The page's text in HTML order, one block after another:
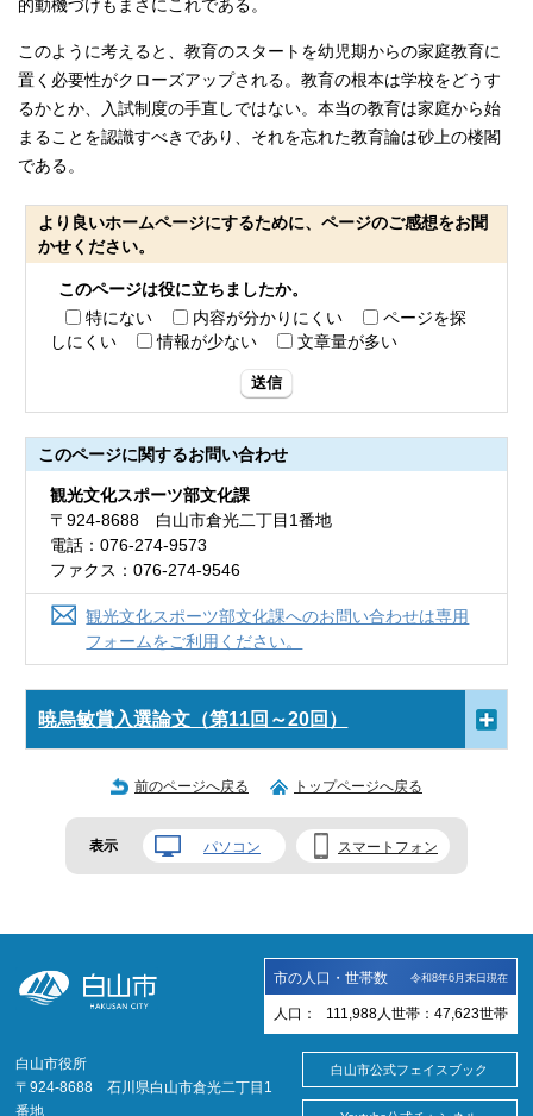
的動機づけもまさにこれである。
このように考えると、教育のスタートを幼児期からの家庭教育に
置く必要性がクローズアップされる。教育の根本は学校をどうす
るかとか、入試制度の手直しではない。本当の教育は家庭から始
まることを認識すべきであり、それを忘れた教育論は砂上の楼閣
である。
より良いホームページにするために、ページのご感想をお聞
かせください。
このページは役に立ちましたか。
特にない
内容が分かりにくい
ページを探
しにくい
情報が少ない 文章量が多い
送信
このページに関するお問い合わせ
観光文化スポーツ部文化課
〒924-8688 白山市倉光二丁目1番地
電話：076-274-9573
ファクス：076-274-9546
観光文化スポーツ部文化課へのお問い合わせは専用
フォームをご利用ください。
暁烏敏賞入選論文（第11回～20回）
前のページへ戻る トップページへ戻る
表示 パソコン スマートフォン
市の人口・世帯数 令和8年6月末日現在
人口： 111,988 人 世帯： 47,623世帯
白山市役所
〒924-8688 石川県白山市倉光二丁目1
番地
白山市公式フェイスブック